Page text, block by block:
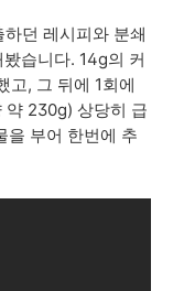
던 레시피와 분쇄
습니다. 14g의 커
고, 그 뒤에 1회에
약 230g) 상당히 급
을 부어 한번에 추